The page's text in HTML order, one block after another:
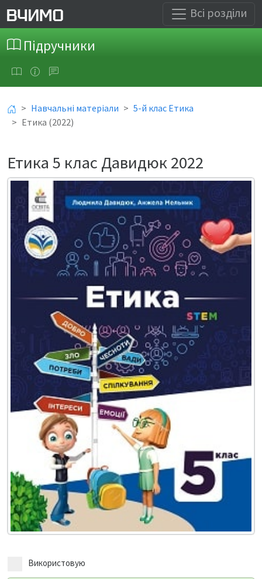
Всі розділи
Підручники
Навчальні матеріали
5-й клас Етика
Етика (2022)
Етика 5 клас Давидюк 2022
Використовую